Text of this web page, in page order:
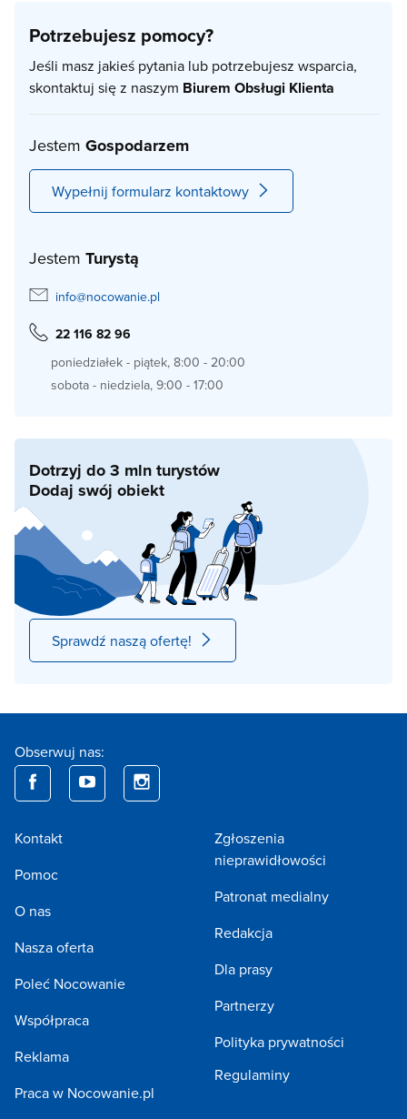
Potrzebujesz pomocy?
Jeśli masz jakieś pytania lub potrzebujesz wsparcia,
skontaktuj się z naszym Biurem Obsługi Klienta
Jestem Gospodarzem
Wypełnij formularz kontaktowy
Jestem Turystą
info@nocowanie.pl
22 116 82 96
poniedziałek - piątek, 8:00 - 20:00
sobota - niedziela, 9:00 - 17:00
Dotrzyj do 3 mln turystów
Dodaj swój obiekt
Sprawdź naszą ofertę!
Obserwuj nas:
Kontakt
Pomoc
O nas
Nasza oferta
Poleć Nocowanie
Współpraca
Reklama
Praca w Nocowanie.pl
Zgłoszenia
nieprawidłowości
Patronat medialny
Redakcja
Dla prasy
Partnerzy
Polityka prywatności
Regulaminy